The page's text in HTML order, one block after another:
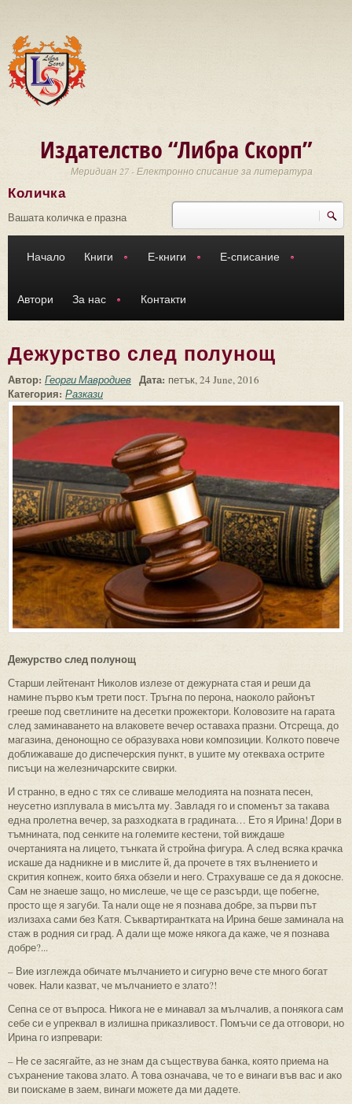
Издателство “Либра Скорп”
Меридиан 27 - Електронно списание за литература
Търси
Количка
Вашата количка е празна
Начало Книги Е-книги Е-списание
Автори За нас Контакти
Дежурство след полунощ
Автор: Георги Мавродиев Дата: петък, 24 June, 2016
Категория: Разкази
Дежурство след полунощ
Старши лейтенант Николов излезе от дежурната стая и реши да
намине първо към трети пост. Тръгна по перона, наоколо районът
грееше под светлините на десетки прожектори. Коловозите на гарата
след заминаването на влаковете вечер оставаха празни. Отсреща, до
магазина, денонощно се образуваха нови композиции. Колкото повече
доближаваше до диспечерския пункт, в ушите му отекваха острите
писъци на железничарските свирки.
И странно, в едно с тях се сливаше мелодията на позната песен,
неусетно изплувала в мисълта му. Завладя го и споменът за такава
една пролетна вечер, за разходката в градината… Ето я Ирина! Дори в
тъмнината, под сенките на големите кестени, той виждаше
очертанията на лицето, тънката й стройна фигура. А след всяка крачка
искаше да надникне и в мислите й, да прочете в тях вълнението и
скрития копнеж, които бяха обзели и него. Страхуваше се да я докосне.
Сам не знаеше защо, но мислеше, че ще се разсърди, ще побегне,
просто ще я загуби. Та нали още не я познава добре, за първи път
излизаха сами без Катя. Съквартирантката на Ирина беше заминала на
стаж в родния си град. А дали ще може някога да каже, че я познава
добре?...
– Вие изглежда обичате мълчанието и сигурно вече сте много богат
човек. Нали казват, че мълчанието е злато?!
Сепна се от въпроса. Никога не е минавал за мълчалив, а понякога сам
себе си е упреквал в излишна приказливост. Помъчи се да отговори, но
Ирина го изпревари:
– Не се засягайте, аз не знам да съществува банка, която приема на
съхранение такова злато. А това означава, че то е винаги във вас и ако
ви поискаме в заем, винаги можете да ми дадете.